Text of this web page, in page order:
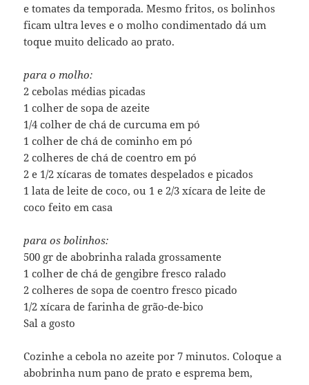
e tomates da temporada. Mesmo fritos, os bolinhos
ficam ultra leves e o molho condimentado dá um
toque muito delicado ao prato.
para o molho:
2 cebolas médias picadas
1 colher de sopa de azeite
1/4 colher de chá de curcuma em pó
1 colher de chá de cominho em pó
2 colheres de chá de coentro em pó
2 e 1/2 xícaras de tomates despelados e picados
1 lata de leite de coco, ou 1 e 2/3 xícara de leite de
coco feito em casa
para os bolinhos:
500 gr de abobrinha ralada grossamente
1 colher de chá de gengibre fresco ralado
2 colheres de sopa de coentro fresco picado
1/2 xícara de farinha de grão-de-bico
Sal a gosto
Cozinhe a cebola no azeite por 7 minutos. Coloque a
abobrinha num pano de prato e esprema bem,